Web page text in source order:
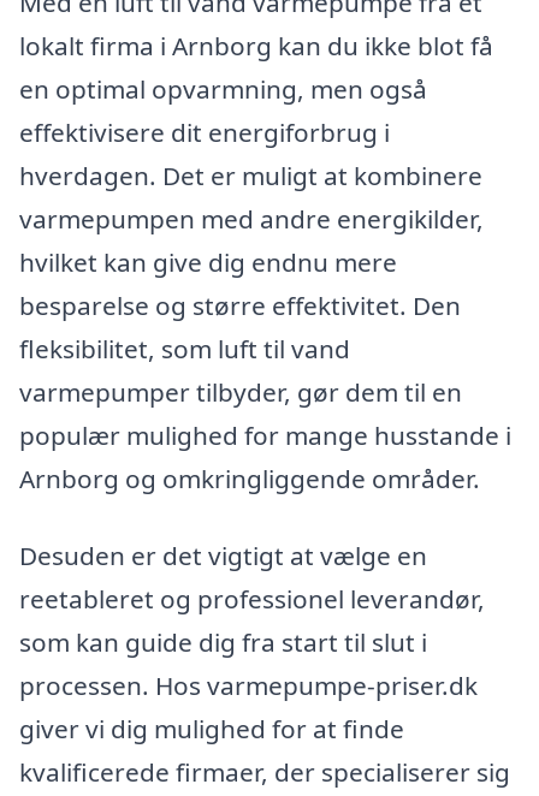
lokalt firma i Arnborg kan du ikke blot få
en optimal opvarmning, men også
effektivisere dit energiforbrug i
hverdagen. Det er muligt at kombinere
varmepumpen med andre energikilder,
hvilket kan give dig endnu mere
besparelse og større effektivitet. Den
fleksibilitet, som luft til vand
varmepumper tilbyder, gør dem til en
populær mulighed for mange husstande i
Arnborg og omkringliggende områder.
Desuden er det vigtigt at vælge en
reetableret og professionel leverandør,
som kan guide dig fra start til slut i
processen. Hos varmepumpe-priser.dk
giver vi dig mulighed for at finde
kvalificerede firmaer, der specialiserer sig